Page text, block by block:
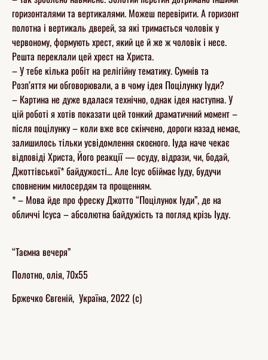
горизонталями та вертикалями. Можеш перевірити. А горизонт
полотна і вертикаль дверей, за які тримається чоловік у
червоному, формують хрест, який це й же ж чоловік і несе.
Решта переклали цей хрест на Христа.
– У тебе кілька робіт на релігійну тематику. Сумнів та
Розп’яття ми обговорювали, а в чому ідея Поцілунку Іуди?
– Картина не дуже вдалася технічно, однак ідея наступна. У
цій роботі я хотів показати цей тонкий драматичний момент –
після поцілунку – коли вже все скінчено, дороги назад немає,
залишилось тільки усвідомлення скоєного. Іуда наче чекає
відповіді Христа, Його реакції — осуду, відрази, чи, бодай,
Джоттівської* байдужості… Але Ісус обіймає Іуду, будучи
сповненим милосердям та прощенням.
* – Мова йде про фреску Джотто “Поцілунок Іуди”, де на
обличчі Ісуса – абсолютна байдужість та погляд крізь Іуду.
“Таємна вечеря”
Полотно, олія, 70х55
Бржечко Євгеній, Україна, 2022 (с)